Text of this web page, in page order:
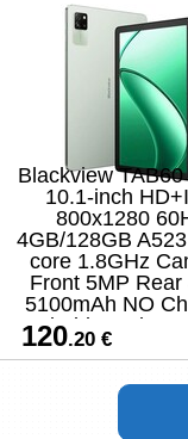
Blackview
10.1-inch
800x1280
4GB/128GB
core 1.8GHz
Front 5MP Rear
5100mAh NO
Android 15 Algae
120.20 €